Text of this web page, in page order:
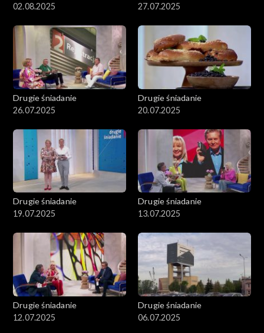
02.08.2025
27.07.2025
Drugie śniadanie
26.07.2025
Drugie śniadanie
20.07.2025
Drugie śniadanie
19.07.2025
Drugie śniadanie
13.07.2025
Drugie śniadanie
12.07.2025
Drugie śniadanie
06.07.2025